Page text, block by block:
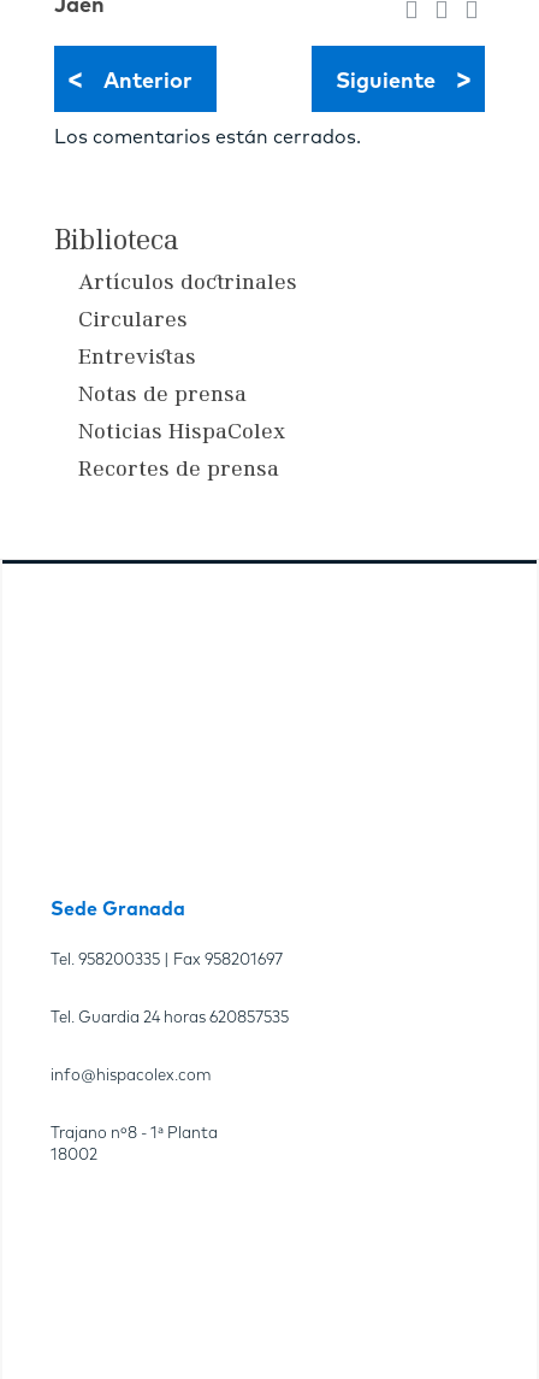
Jaén
< Anterior Siguiente >
Los comentarios están cerrados.
Biblioteca
Artículos doctrinales
Circulares
Entrevistas
Notas de prensa
Noticias HispaColex
Recortes de prensa
Sede Granada
Tel. 958200335 | Fax 958201697
Tel. Guardia 24 horas 620857535
info@hispacolex.com
Trajano nº8 - 1ª Planta
18002